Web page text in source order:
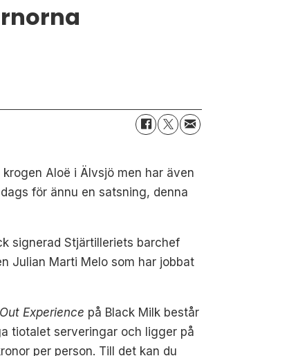
Aloë i Älvsjö men har även
för ännu en satsning, denna
signerad Stjärtilleriets barchef
Julian Marti Melo som har jobbat
Experience på Black Milk består
tiotalet serveringar och ligger på
per person. Till det kan du